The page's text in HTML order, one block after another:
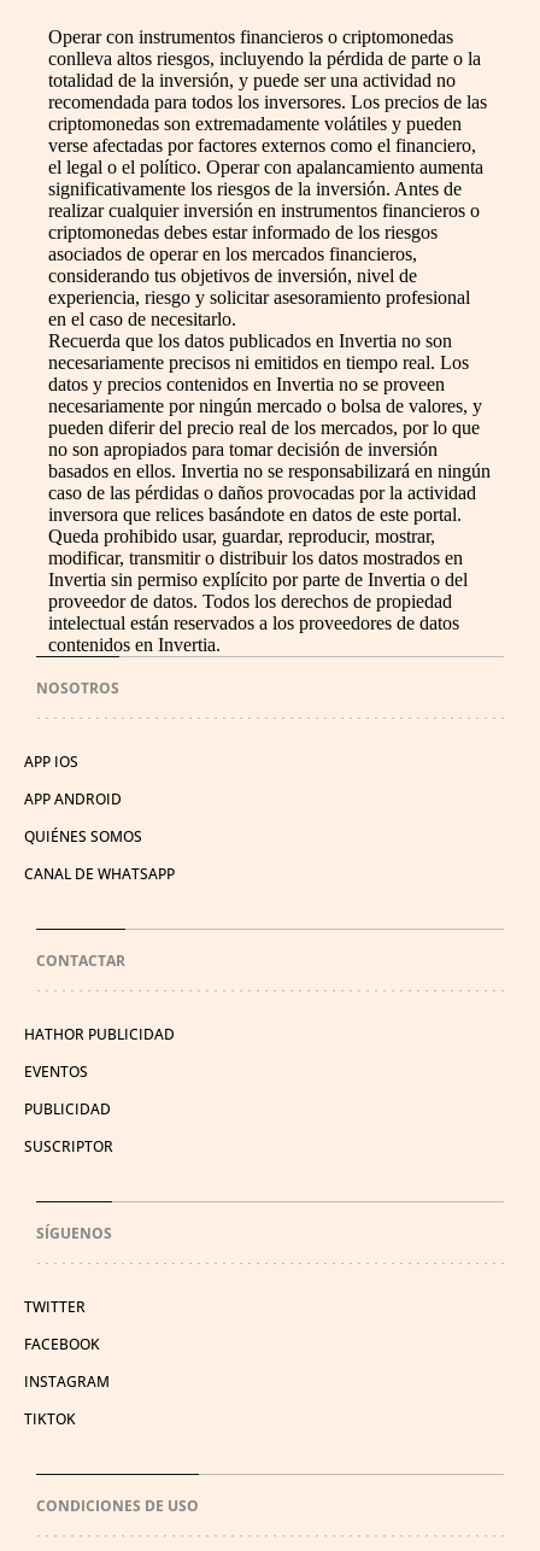
Operar con instrumentos financieros o criptomonedas
conlleva altos riesgos, incluyendo la pérdida de parte o la
totalidad de la inversión, y puede ser una actividad no
recomendada para todos los inversores. Los precios de las
criptomonedas son extremadamente volátiles y pueden
verse afectadas por factores externos como el financiero,
el legal o el político. Operar con apalancamiento aumenta
significativamente los riesgos de la inversión. Antes de
realizar cualquier inversión en instrumentos financieros o
criptomonedas debes estar informado de los riesgos
asociados de operar en los mercados financieros,
considerando tus objetivos de inversión, nivel de
experiencia, riesgo y solicitar asesoramiento profesional
en el caso de necesitarlo.
Recuerda que los datos publicados en Invertia no son
necesariamente precisos ni emitidos en tiempo real. Los
datos y precios contenidos en Invertia no se proveen
necesariamente por ningún mercado o bolsa de valores, y
pueden diferir del precio real de los mercados, por lo que
no son apropiados para tomar decisión de inversión
basados en ellos. Invertia no se responsabilizará en ningún
caso de las pérdidas o daños provocadas por la actividad
inversora que relices basándote en datos de este portal.
Queda prohibido usar, guardar, reproducir, mostrar,
modificar, transmitir o distribuir los datos mostrados en
Invertia sin permiso explícito por parte de Invertia o del
proveedor de datos. Todos los derechos de propiedad
intelectual están reservados a los proveedores de datos
contenidos en Invertia.
NOSOTROS
APP IOS
APP ANDROID
QUIÉNES SOMOS
CANAL DE WHATSAPP
CONTACTAR
HATHOR PUBLICIDAD
EVENTOS
PUBLICIDAD
SUSCRIPTOR
SÍGUENOS
TWITTER
FACEBOOK
INSTAGRAM
TIKTOK
CONDICIONES DE USO